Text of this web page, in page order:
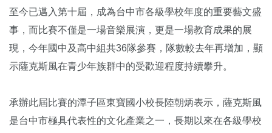
至今已邁入第十屆，成為台中市各級學校年度的重要藝文盛
事，而比賽不僅是一場音樂展演，更是一場教育成果的展
現，今年國中及高中組共36隊參賽，隊數較去年再增加，顯
示薩克斯風在青少年族群中的受歡迎程度持續攀升。
承辦此屆比賽的潭子區東寶國小校長陸朝炳表示，薩克斯風
是台中市極具代表性的文化產業之一，長期以來在各級學校